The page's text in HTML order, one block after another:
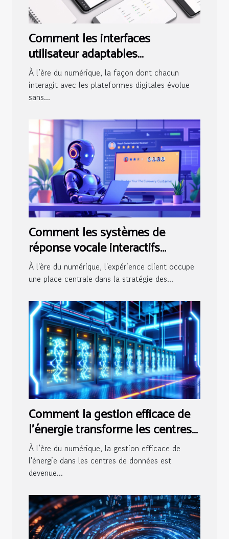
Comment les interfaces
utilisateur adaptables
révolutionnent l'accès digital ?
À l’ère du numérique, la façon dont chacun
interagit avec les plateformes digitales évolue
sans...
Comment les systèmes de
réponse vocale interactifs
transforment-ils l'expérience
client ?
À l'ère du numérique, l'expérience client occupe
une place centrale dans la stratégie des...
Comment la gestion efficace de
l'énergie transforme les centres
de données ?
À l’ère du numérique, la gestion efficace de
l'énergie dans les centres de données est
devenue...